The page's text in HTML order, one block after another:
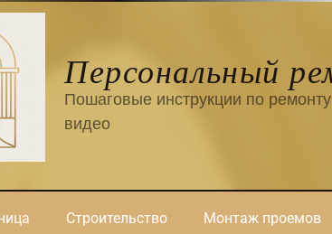
Персональный
Пошаговые инструкции по
видео
Строительство Монтаж проемов